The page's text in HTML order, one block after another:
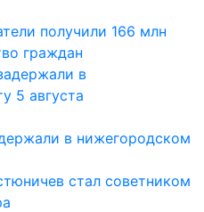
получили 166 млн
граждан
в нижегородском